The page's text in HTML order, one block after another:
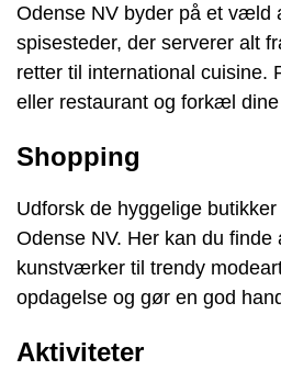
Odense NV byder på et væld
spisesteder, der serverer alt
retter til international cuisine.
eller restaurant og forkæl
Shopping
Udforsk de hyggelige
Odense NV. Her kan du finde
kunstværker til trendy
opdagelse og gør en god
Aktiviteter